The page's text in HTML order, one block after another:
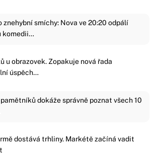
znehybní smíchy: Nova ve 20:20 odpálí
komedii…
u obrazovek. Zopakuje nová řada
úspěch…
pamětníků dokáže správně poznat všech 10
dostává trhliny. Markétě začíná vadit